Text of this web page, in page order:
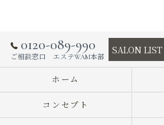
0120-089-990
ご相談窓口 エステWAM本部
SALON LIST
ホーム
コンセプト